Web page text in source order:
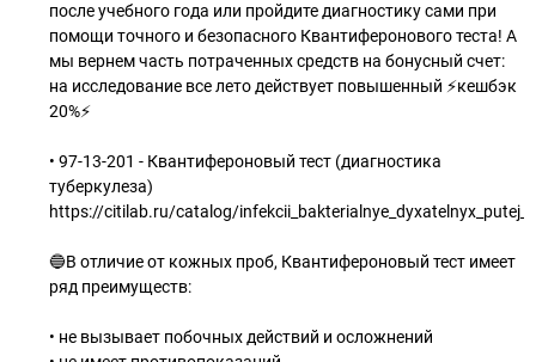
после учебного года или пройдите диагностику сами при
помощи точного и безопасного Квантиферонового теста! А
мы вернем часть потраченных средств на бонусный счет:
на исследование все лето действует повышенный ⚡кешбэк
20%⚡
• 97-13-201 - Квантифероновый тест (диагностика
туберкулеза)
https://citilab.ru/catalog/
🔵В отличие от кожных проб, Квантифероновый тест имеет
ряд преимуществ:
• не вызывает побочных действий и осложнений